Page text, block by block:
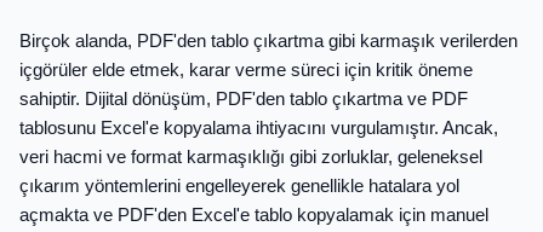
Birçok alanda, PDF'den tablo çıkartma gibi karmaşık verilerden
içgörüler elde etmek, karar verme süreci için kritik öneme
sahiptir. Dijital dönüşüm, PDF'den tablo çıkartma ve PDF
tablosunu Excel'e kopyalama ihtiyacını vurgulamıştır. Ancak,
veri hacmi ve format karmaşıklığı gibi zorluklar, geleneksel
çıkarım yöntemlerini engelleyerek genellikle hatalara yol
açmakta ve PDF'den Excel'e tablo kopyalamak için manuel